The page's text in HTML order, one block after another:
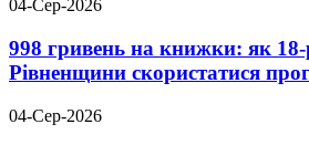
04-Сер-2026
998 гривень на книжки: як
Рівненщини скористатися
04-Сер-2026